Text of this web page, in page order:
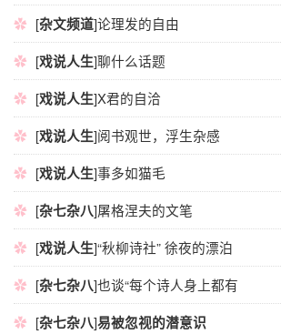
[杂文频道]论理发的自由
[戏说人生]聊什么话题
[戏说人生]X君的自洽
[戏说人生]阅书观世，浮生杂感
[戏说人生]事多如猫毛
[杂七杂八]屠格涅夫的文笔
[戏说人生]“秋柳诗社” 徐夜的漂泊
[杂七杂八]也谈“每个诗人身上都有
[杂七杂八]易被忽视的潜意识